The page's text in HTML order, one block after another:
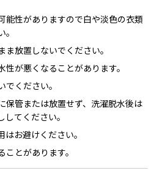
能性がありますので白や淡色の衣類
放置しないでください。
が悪くなることがあります。
ください。
保管または放置せず、洗濯脱水後は
てください。
お避けください。
とがあります。